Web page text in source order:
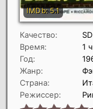
Качество:
SD
Время:
1
Год:
Жанр:
Страна:
Режиссер: